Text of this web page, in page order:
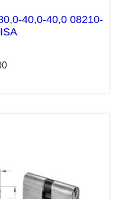
40,0-40,0 08210-